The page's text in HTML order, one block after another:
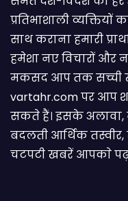
प्रतिभाशाली
साथ कराना हमारी
हमेशा नए विचारों और
मकसद आप तक सच्ची
vartahr.com पर आप
सकते हैं। इसके अलावा,
बदलती आर्थिक
चटपटी खबरें आपकाे